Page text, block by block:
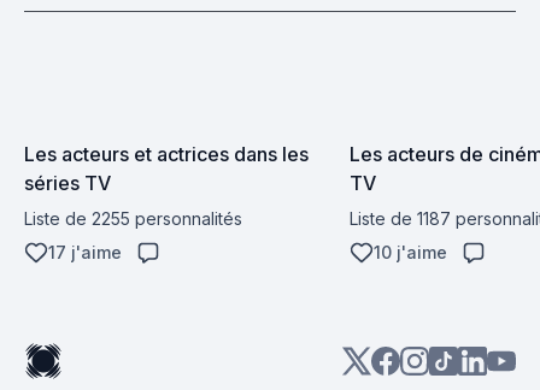
Les acteurs et actrices dans les
séries TV
Liste de 2255 personnalités
17 j'aime
Les acteurs de
TV
Liste de 1187
10 j'aime